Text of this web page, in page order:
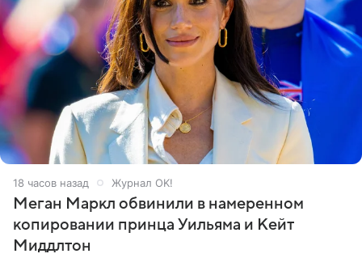
18 часов назад Журнал OK!
Меган Маркл обвинили в намеренном
копировании принца Уильяма и Кейт
Миддлтон